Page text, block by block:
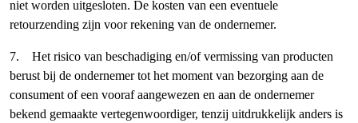
niet worden uitgesloten. De kosten van een eventuele
retourzending zijn voor rekening van de ondernemer.
7. Het risico van beschadiging en/of vermissing van producten
berust bij de ondernemer tot het moment van bezorging aan de
consument of een vooraf aangewezen en aan de ondernemer
bekend gemaakte vertegenwoordiger, tenzij uitdrukkelijk anders is